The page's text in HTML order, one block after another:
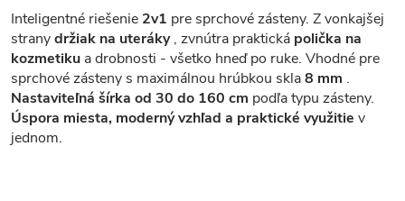
Inteligentné riešenie 2v1 pre sprchové zásteny. Z vonkajšej
stranydržiak na uteráky, zvnútra praktická polička na
kozmetiku a drobnosti - všetko hneď po ruke. Vhodné pre
sprchové zásteny s maximálnou hrúbkou skla8 mm .
Nastaviteľná šírka od 30 do 160 cm podľa typu zásteny.
Úspora miesta, moderný vzhľad a praktické využitie v
jednom.